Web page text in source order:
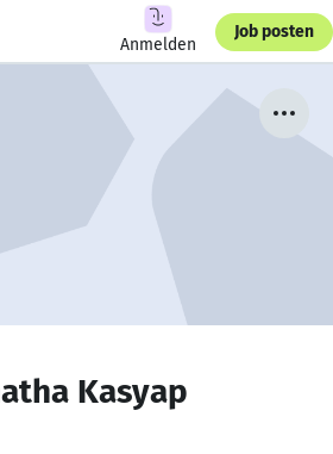
Anmelden
Job posten
Kasyap